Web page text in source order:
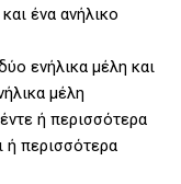
ένα ανήλικο
ενήλικα μέλη και
μέλη
ή περισσότερα
ή περισσότερα